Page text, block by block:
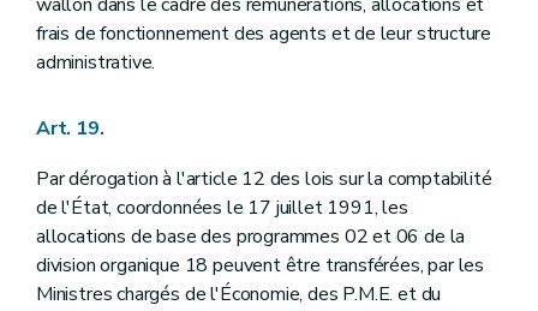
frais de fonctionnement des agents et de leur structure
administrative.
Art. 19.
Par dérogation à l'article 12 des lois sur la comptabilité
de l'État, coordonnées le 17 juillet 1991, les
allocations de base des programmes 02 et 06 de la
division organique 18 peuvent être transférées, par les
Ministres chargés de l'Économie, des P.M.E. et du